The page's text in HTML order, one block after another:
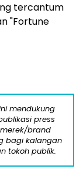
tercantum
"Fortune
mendukung
press
brand
bagi kalangan
tokoh publik.